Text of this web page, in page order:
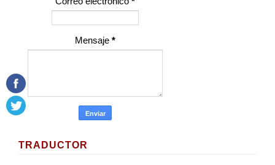
Mensaje *
TRADUCTOR